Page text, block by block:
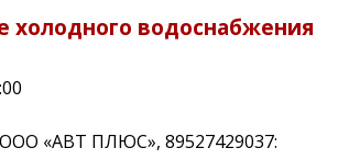
холодного водоснабжения
«АВТ ПЛЮС», 89527429037: